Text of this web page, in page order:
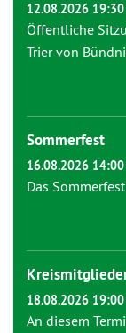
12.08.2026 19:30
Öffentliche
Trier von
Sommerfest
16.08.2026 14:00
Das
18.08.2026 19:00
An diesem